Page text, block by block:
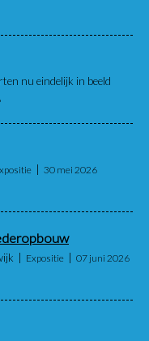
nu eindelijk in beeld
30 mei 2026
Expositie
07 juni 2026